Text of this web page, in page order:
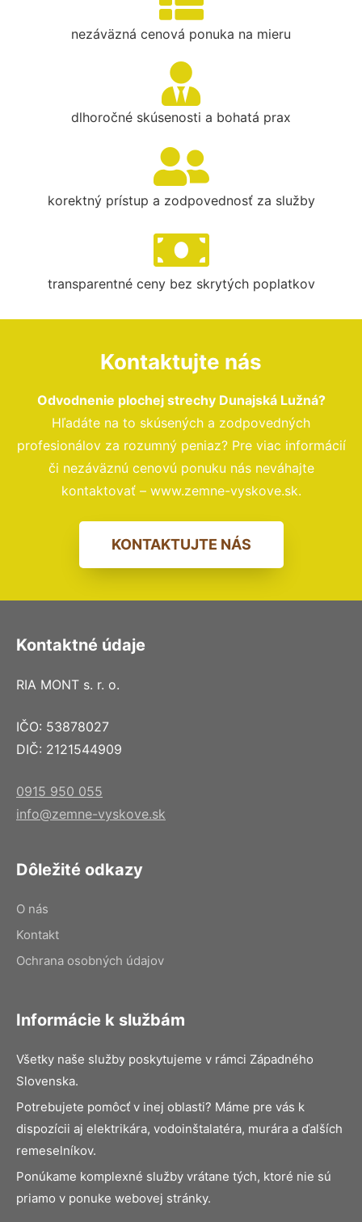
nezáväzná cenová ponuka na mieru
dlhoročné skúsenosti a bohatá prax
korektný prístup a zodpovednosť za služby
transparentné ceny bez skrytých poplatkov
Kontaktujte nás
Odvodnenie plochej strechy Dunajská Lužná?
Hľadáte na to skúsených a zodpovedných
profesionálov za rozumný peniaz? Pre viac informácií
či nezáväznú cenovú ponuku nás neváhajte
kontaktovať – www.zemne-vyskove.sk.
KONTAKTUJTE NÁS
Kontaktné údaje
RIA MONT s. r. o.
IČO: 53878027
DIČ: 2121544909
0915 950 055
info@zemne-vyskove.sk
Dôležité odkazy
O nás
Kontakt
Ochrana osobných údajov
Informácie k službám
Všetky naše služby poskytujeme v rámci Západného
Slovenska.
Potrebujete pomôcť v inej oblasti? Máme pre vás k
dispozícii aj elektrikára, vodoinštalatéra, murára a ďalších
remeselníkov.
Ponúkame komplexné služby vrátane tých, ktoré nie sú
priamo v ponuke webovej stránky.